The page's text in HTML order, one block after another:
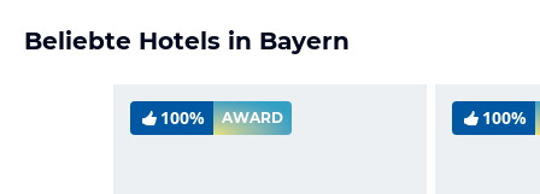
Beliebte Hotels in Bayern
100% AWARD 100%